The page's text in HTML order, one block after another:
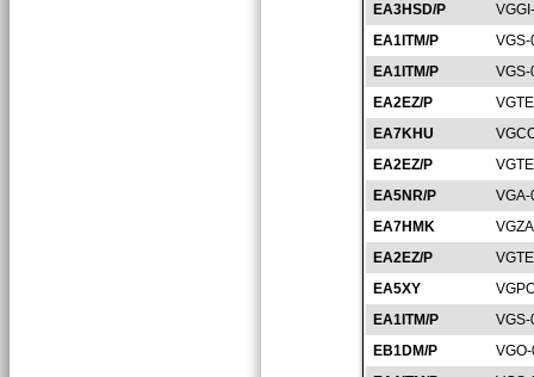
EA3HSD/P
EA1ITM/P
EA1ITM/P
EA2EZ/P
EA7KHU
EA2EZ/P
EA5NR/P
EA7HMK
EA2EZ/P
EA5XY
EA1ITM/P
EB1DM/P